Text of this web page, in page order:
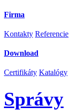
Firma
Kontakty Referencie
Download
Certifikáty Katalógy
Správy